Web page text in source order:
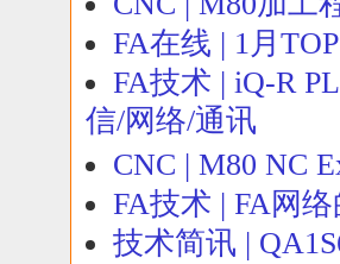
FA在线 | 1月
FA技术 | iQ-R
信/网络/通讯
CNC | M80 NC
FA技术 | FA网
技术简讯 |